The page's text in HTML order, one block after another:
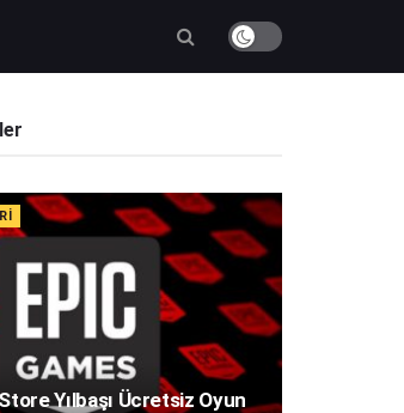
Yılbaşı Ücretsiz Oyun